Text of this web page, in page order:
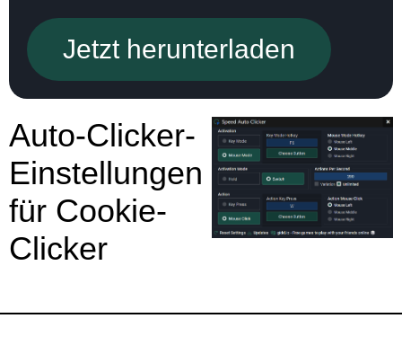
Jetzt herunterladen
Auto-Clicker-
Einstellungen
für Cookie-
Clicker